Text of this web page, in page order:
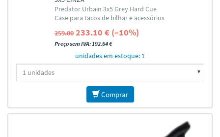
Predator Urbain 3x5 Grey Hard Cue
Case para tacos de bilhar e acessórios
259.00 233.10 € (–10%)
Preço sem IVA: 192.64 €
unidades em estoque: 1
Comprar